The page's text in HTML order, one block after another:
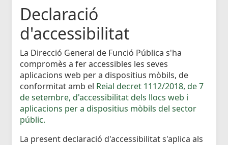
Declaració
d'accessibilitat
La Direcció General de Funció Pública s'ha
compromès a fer accessibles les seves
aplicacions web per a dispositius mòbils, de
conformitat amb el Reial decret 1112/2018, de 7
de setembre, d'accessibilitat dels llocs web i
aplicacions per a dispositius mòbils del sector
públic.
La present declaració d'accessibilitat s'aplica als